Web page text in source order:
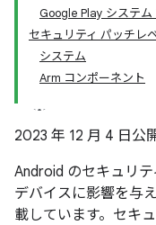
Google Play システム
セキュリティ パッチ
システム
Arm コンポーネント
2023 年 12 月 4 日公
Android のセキュリ
デバイスに影響を与
載しています。セキ